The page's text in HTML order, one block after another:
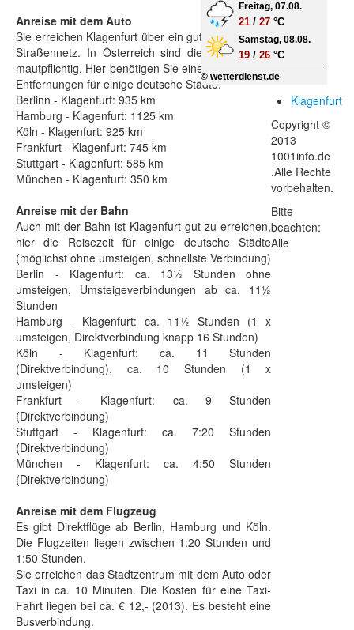
Anreise mit dem Auto
Sie erreichen Klagenfurt über ein gut ausgebautes
Straßennetz. In Österreich sind die Fernstraßen
mautpflichtig. Hier benötigen Sie eine Vignette. Die
Entfernungen für einige deutsche Städte:
Berlinn - Klagenfurt: 935 km
Hamburg - Klagenfurt: 1125 km
Köln - Klagenfurt: 925 km
Frankfurt - Klagenfurt: 745 km
Stuttgart - Klagenfurt: 585 km
München - Klagenfurt: 350 km
Anreise mit der Bahn
Auch mit der Bahn ist Klagenfurt gut zu erreichen,
hier die Reisezeit für einige deutsche Städte
(möglichst ohne umsteigen, schnellste Verbindung)
Berlin - Klagenfurt: ca. 13½ Stunden ohne
umsteigen, Umsteigeverbindungen ab ca. 11½
Stunden
Hamburg - Klagenfurt: ca. 11½ Stunden (1 x
umsteigen, Direktverbindung knapp 16 Stunden)
Köln - Klagenfurt: ca. 11 Stunden
(Direktverbindung), ca. 10 Stunden (1 x
umsteigen)
Frankfurt - Klagenfurt: ca. 9 Stunden
(Direktverbindung)
Stuttgart - Klagenfurt: ca. 7:20 Stunden
(Direktverbindung)
München - Klagenfurt: ca. 4:50 Stunden
(Direktverbindung)
Anreise mit dem Flugzeug
Es gibt Direktflüge ab Berlin, Hamburg und Köln.
Die Flugzeiten liegen zwischen 1:20 Stunden und
1:50 Stunden.
Sie erreichen das Stadtzentrum mit dem Auto oder
Taxi in ca. 10 Minuten. Die Kosten für eine Taxi-
Fahrt liegen bei ca. € 12,- (2013). Es besteht eine
Busverbindung.
Freitag, 07.08.
21/ 27°C
Samstag, 08.08.
19/ 26°C
© wetterdienst.de
Klagenfurt
Copyright ©
2013
1001info.de
.Alle Rechte
vorbehalten.
Bitte
beachten:
Alle